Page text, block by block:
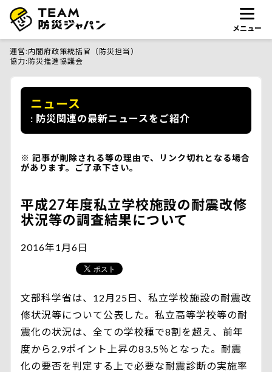
メニュー
運営 内閣府政策統括官（防災担当）
協力 防災推進協議会
ニュース
防災関連の最新ニュースをご紹介
記事が削除される等の理由で、リンク切れとなる場合
があります。ご了承下さい。
平成27年度私立学校施設の耐震改修
状況等の調査結果について
2016年1月6日
文部科学省は、12月25日、私立学校施設の耐震改
修状況等について公表した。私立高等学校等の耐
震化の状況は、全ての学校種で8割を超え、前年
度から2.9ポイント上昇の83.5％となった。耐震
化の要否を判定する上で必要な耐震診断の実施率